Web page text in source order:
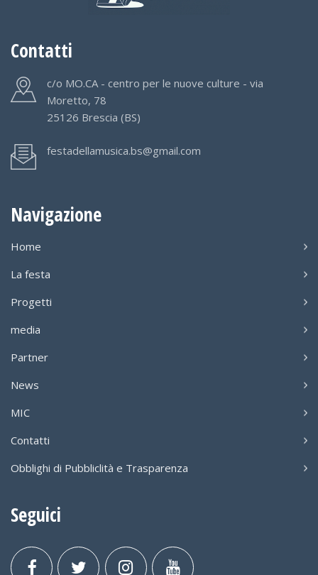
Contatti
c/o MO.CA - centro per le nuove culture - via
Moretto, 78
25126 Brescia (BS)
festadellamusica.bs@gmail.com
Navigazione
Home
La festa
Progetti
media
Partner
News
MIC
Contatti
Obblighi di Pubbliclità e Trasparenza
Seguici